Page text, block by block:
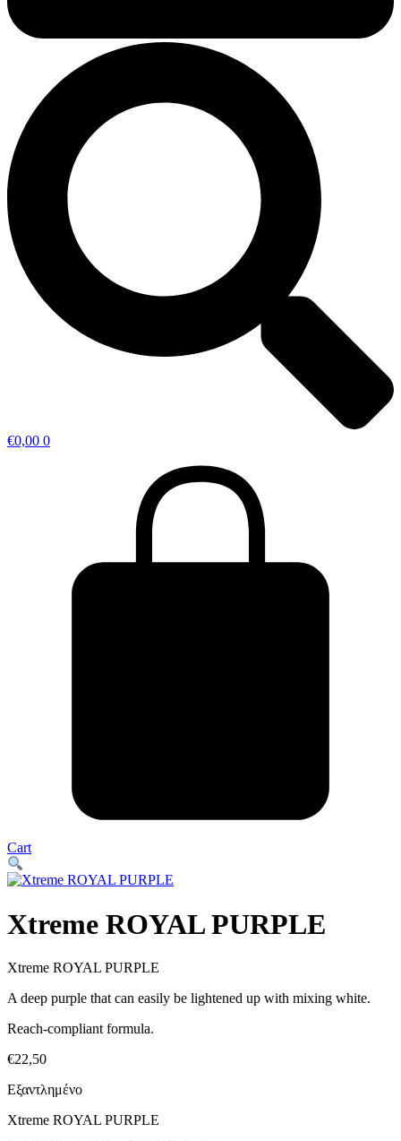
€0,00 0
Cart
Xtreme ROYAL PURPLE
Xtreme ROYAL PURPLE
A deep purple that can easily be lightened up with mixing white.
Reach-compliant formula.
€22,50
Εξαντλημένο
Xtreme ROYAL PURPLE